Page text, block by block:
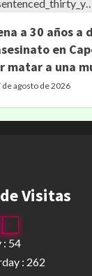
a 30 años a
en
matar a una
de agosto de 2026
Visitas
7
: 54
: 262